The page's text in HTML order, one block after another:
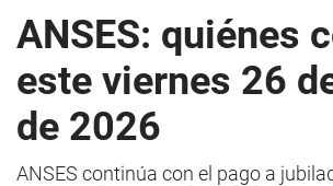
ANSES: quiénes
este viernes 26
de 2026
ANSES continúa con el pago a